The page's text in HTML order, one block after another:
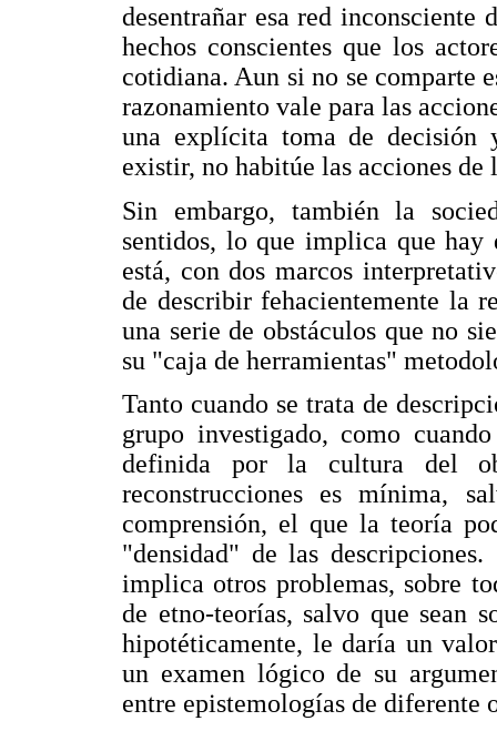
desentrañar esa red
hechos conscientes que los
cotidiana. Aun si no se comparte
razonamiento vale para las
una explícita toma de decisión
existir, no habitúe las acciones de
Sin embargo, también la
sentidos, lo que implica que
está, con dos marcos
de describir fehacientemente la
una serie de obstáculos que no
su "caja de herramientas"
Tanto cuando se trata de
grupo investigado, como
definida por la cultura del
reconstrucciones es mínima,
comprensión, el que la teoría
"densidad" de las
implica otros problemas, sobre
de etno-teorías, salvo que sean
hipotéticamente, le daría un
un examen lógico de su
entre epistemologías de diferente